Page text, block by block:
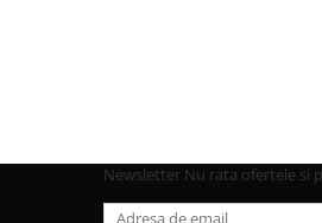
Newsletter Nu rata ofertele si